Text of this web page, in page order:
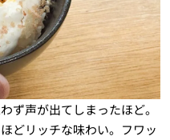
ず声が出てしまったほど。
どリッチな味わい。フワッ